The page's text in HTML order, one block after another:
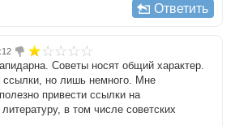
Ответить
Советы носят общий характер.
ссылки, но лишь немного. Мне
привести ссылки на
в том числе советских